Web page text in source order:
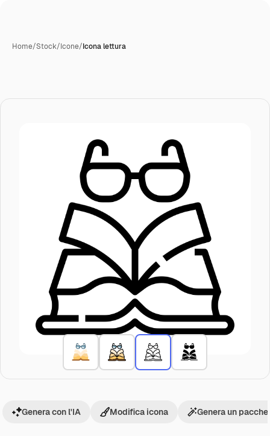
Home/Stock/Icone/Icona lettura
Genera con l'IA Modifica icona Genera un